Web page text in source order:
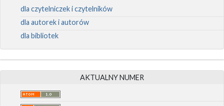
dla czytelniczek i czytelników
dla autorek i autorów
dla bibliotek
AKTUALNY NUMER